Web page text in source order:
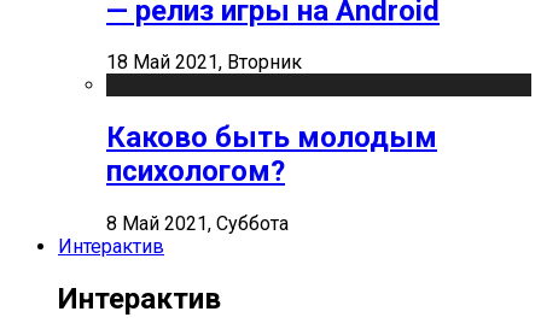
— релиз игры на Android
18 Май 2021, Вторник
Каково быть молодым
психологом?
8 Май 2021, Суббота
Интерактив
Интерактив